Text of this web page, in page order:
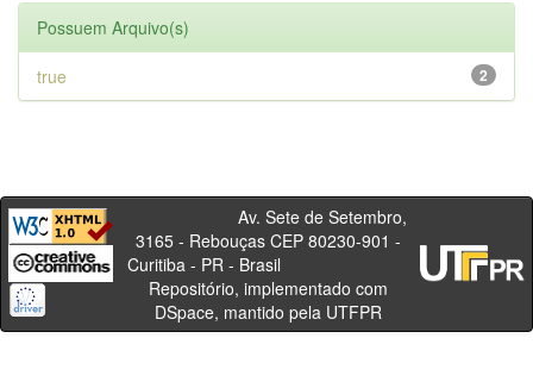
Possuem Arquivo(s)
2
true
Av. Sete de Setembro,
3165 - Rebouças CEP 80230-901 -
Curitiba - PR - Brasil
Repositório, implementado com
DSpace, mantido pela UTFPR